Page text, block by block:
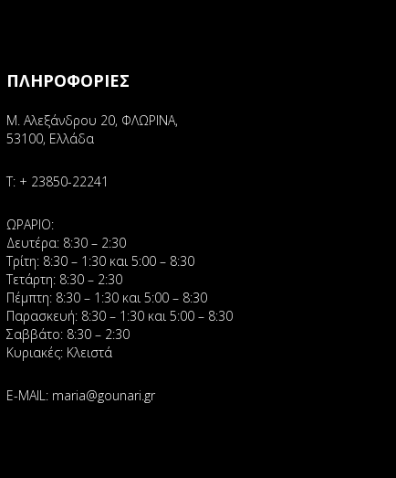
ΠΛΗΡΟΦΟΡΙΕΣ
Μ. Αλεξάνδρου 20, ΦΛΩΡΙΝΑ,
53100, Ελλάδα
Τ: + 23850-22241
ΩΡΑΡΙΟ:
Δευτέρα: 8:30 – 2:30
Τρίτη: 8:30 – 1:30 και 5:00 – 8:30
Τετάρτη: 8:30 – 2:30
Πέμπτη: 8:30 – 1:30 και 5:00 – 8:30
Παρασκευή: 8:30 – 1:30 και 5:00 – 8:30
Σαββάτο: 8:30 – 2:30
Κυριακές: Κλειστά
E-MAIL: maria@gounari.gr